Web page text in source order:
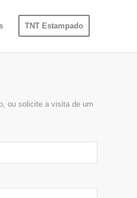
TNT Estampado
ou solicite a visita de um